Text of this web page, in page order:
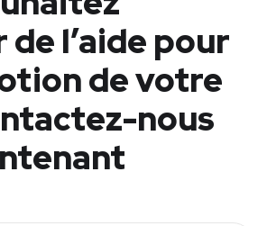
l’aide pour
de votre
nous